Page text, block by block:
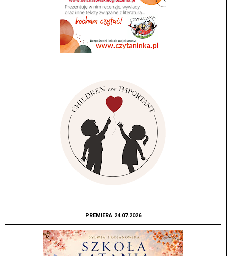
PREMIERA 24.07.2026